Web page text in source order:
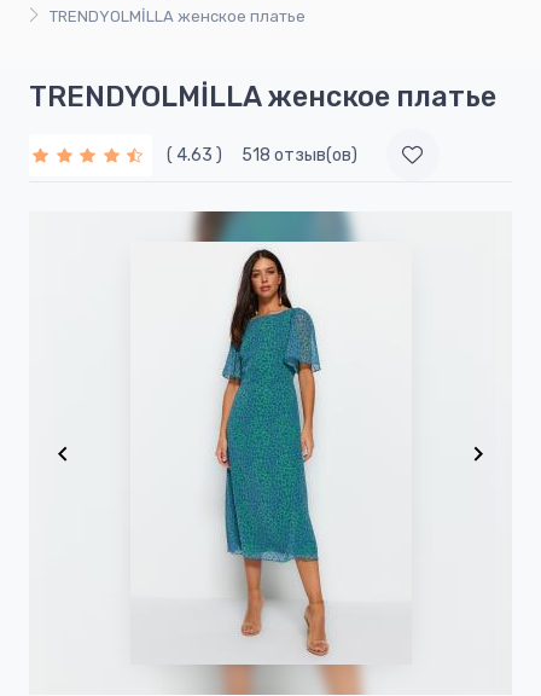
TRENDYOLMİLLA женское платье
TRENDYOLMİLLA женское платье
( 4.63 ) 518 отзыв(ов)